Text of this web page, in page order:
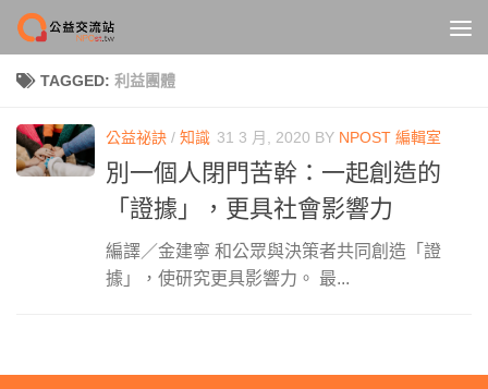
Skip to content
TAGGED: 利益團體
公益祕訣 / 知識 31 3 月, 2020 BY NPOST 編輯室
別一個人閉門苦幹：一起創造的
「證據」，更具社會影響力
編譯／金建寧 和公眾與決策者共同創造「證
據」，使研究更具影響力。 最...